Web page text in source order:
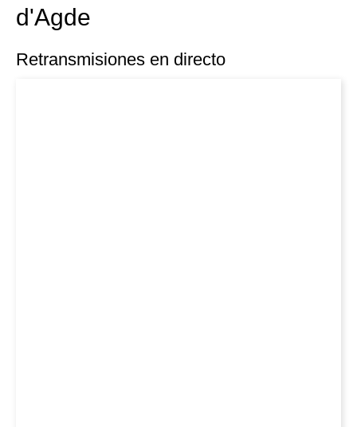
d'Agde
Retransmisiones en directo